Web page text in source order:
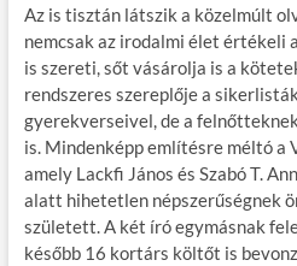
Az is tisztán látszik a közelmúlt
nemcsak az irodalmi élet értékeli
is szereti, sőt vásárolja is a
rendszeres szereplője a
gyerekverseivel, de a
is. Mindenképp említésre méltó a
amely Lackfi János és Szabó T.
alatt hihetetlen népszerűségnek
született. A két író egymásnak
később 16 kortárs költőt is